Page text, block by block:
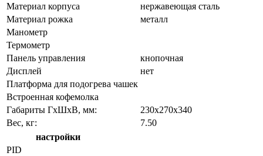
Материал корпуса
нержавеющая сталь
Материал рожка
металл
Манометр
Термометр
Панель управления
кнопочная
Дисплей
нет
Платформа для подогрева чашек
Встроенная кофемолка
Габариты ГхШхВ, мм:
230х270х340
Вес, кг:
7.50
настройки
PID